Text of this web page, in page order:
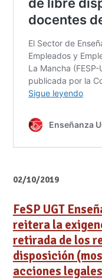
02/10/2019
FeSP UGT
reitera la
retirada de los
disposición
acciones